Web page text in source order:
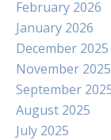
February 2026
January 2026
December 2025
November 2025
September
August 2025
July 2025